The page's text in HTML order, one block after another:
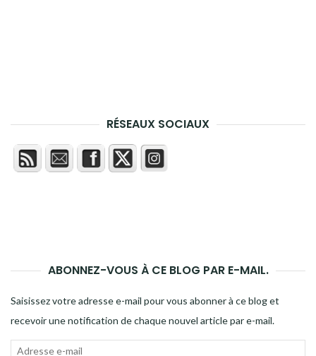
RÉSEAUX SOCIAUX
ABONNEZ-VOUS À CE BLOG PAR E-MAIL.
Saisissez votre adresse e-mail pour vous abonner à ce blog et
recevoir une notification de chaque nouvel article par e-mail.
Adresse